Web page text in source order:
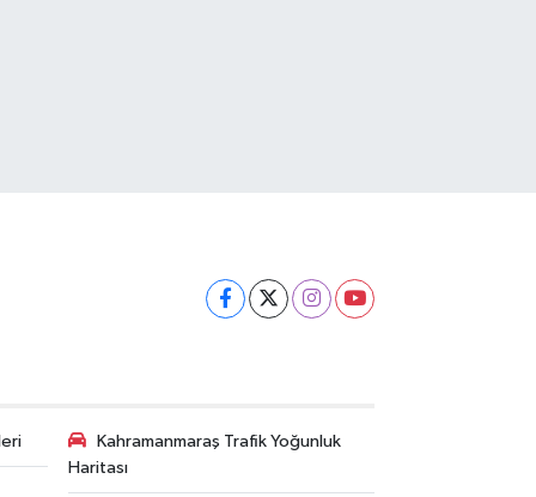
Kahramanmaraş Trafik Yoğunluk
Haritası